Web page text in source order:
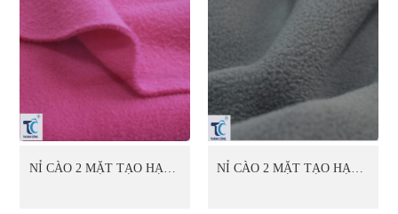
NỈ CÀO 2 MẶT TẠO HẠT 1
NỈ CÀO 2 MẶT TẠO HẠT 1